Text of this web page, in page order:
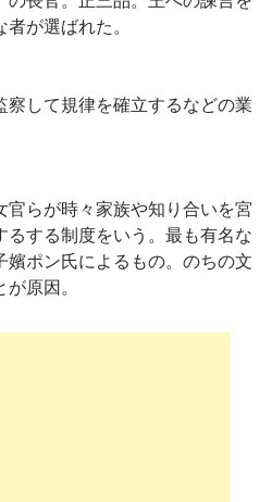
が選ばれた。
して規律を確立するなどの業
らが時々家族や知り合いを宮
する制度をいう。最も有名な
ポン氏によるもの。のちの文
原因。